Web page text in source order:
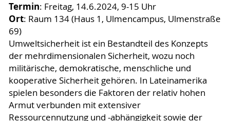
Termin: Freitag, 14.6.2024, 9-15 Uhr
Ort: Raum 134 (Haus 1, Ulmencampus, Ulmenstraße
69)
Umweltsicherheit ist ein Bestandteil des Konzepts
der mehrdimensionalen Sicherheit, wozu noch
militärische, demokratische, menschliche und
kooperative Sicherheit gehören. In Lateinamerika
spielen besonders die Faktoren der relativ hohen
Armut verbunden mit extensiver
Ressourcennutzung und -abhängigkeit sowie der